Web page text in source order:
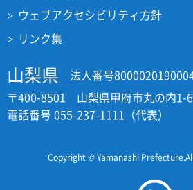
ウェブアクセシビリティ方針
リンク集
山梨県
法人番号
〒400-8501 山梨県甲府市丸の内1-
電話番号 055-237-1111（代表）
Copyright © Yamanashi